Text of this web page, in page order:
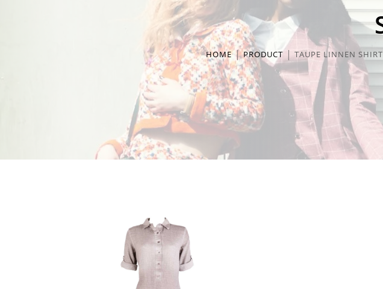
HOME PRODUCT TAUPE LINNEN